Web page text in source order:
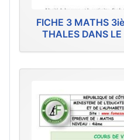
FICHE 3 MATHS
THALES DANS